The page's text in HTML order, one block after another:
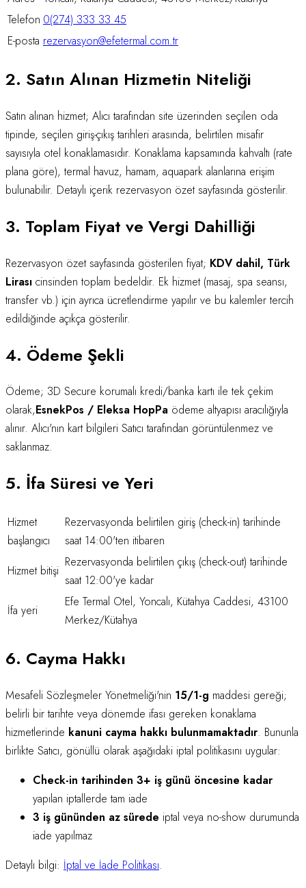
Telefon 0(274) 333 33 45
E-posta rezervasyon@efetermal.com.tr
2. Satın Alınan Hizmetin Niteliği
Satın alınan hizmet; Alıcı tarafından site üzerinden seçilen oda
tipinde, seçilen giriş-çıkış tarihleri arasında, belirtilen misafir
sayısıyla otel konaklamasıdır. Konaklama kapsamında kahvaltı (rate
plana göre), termal havuz, hamam, aquapark alanlarına erişim
bulunabilir. Detaylı içerik rezervasyon özet sayfasında gösterilir.
3. Toplam Fiyat ve Vergi Dahilliği
Rezervasyon özet sayfasında gösterilen fiyat; KDV dahil, Türk
Lirası cinsinden toplam bedeldir. Ek hizmet (masaj, spa seansı,
transfer vb.) için ayrıca ücretlendirme yapılır ve bu kalemler tercih
edildiğinde açıkça gösterilir.
4. Ödeme Şekli
Ödeme; 3D Secure korumalı kredi/banka kartı ile tek çekim
olarak,EsnekPos / Eleksa HopPa ödeme altyapısı aracılığıyla
alınır. Alıcı'nın kart bilgileri Satıcı tarafından görüntülenmez ve
saklanmaz.
5. İfa Süresi ve Yeri
Hizmet
başlangıcı
Rezervasyonda belirtilen giriş (check-in) tarihinde
saat 14:00'ten itibaren
Hizmet bitişi
Rezervasyonda belirtilen çıkış (check-out) tarihinde
saat 12:00'ye kadar
İfa yeri
Efe Termal Otel, Yoncalı, Kütahya Caddesi, 43100
Merkez/Kütahya
6. Cayma Hakkı
Mesafeli Sözleşmeler Yönetmeliği'nin 15/1-g maddesi gereği;
belirli bir tarihte veya dönemde ifası gereken konaklama
hizmetlerinde kanuni cayma hakkı bulunmamaktadır. Bununla
birlikte Satıcı, gönüllü olarak aşağıdaki iptal politikasını uygular:
Check-in tarihinden 3+ iş günü öncesine kadar
yapılan iptallerde tam iade
3 iş gününden az sürede iptal veya no-show durumunda
iade yapılmaz
Detaylı bilgi: İptal ve İade Politikası.